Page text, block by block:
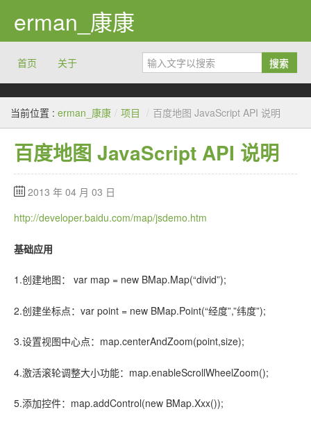
erman_康康
首页 关于 搜索
当前位置 : erman_康康 / 项目 / 百度地图 JavaScript API 说明
百度地图 JavaScript API 说明
2013 年 04 月 03 日
http://developer.baidu.com/map/jsdemo.htm
基础应用
1.创建地图： var map = new BMap.Map(“divid”);
2.创建坐标点：var point = new BMap.Point(“经度”,”纬度”);
3.设置视图中心点：map.centerAndZoom(point,size);
4.激活滚轮调整大小功能：map.enableScrollWheelZoom();
5.添加控件：map.addControl(new BMap.Xxx());